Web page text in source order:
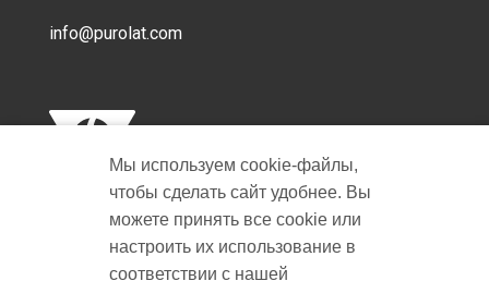
info@purolat.com
Copyright © 2001-2026 Пуролат.
Мы используем cookie‑файлы,
чтобы сделать сайт удобнее. Вы
можете принять все cookie или
настроить их использование в
соответствии с нашей